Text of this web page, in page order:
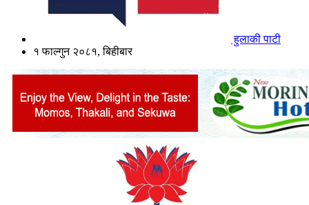
हुलाकी पाटी
१ फाल्गुन २०८१, बिहीबार